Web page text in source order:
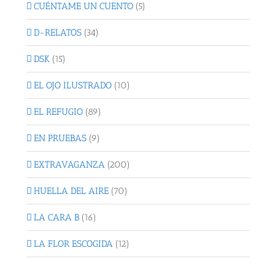
CUÉNTAME UN CUENTO (5)
D-RELATOS (34)
DSK (15)
EL OJO ILUSTRADO (10)
EL REFUGIO (89)
EN PRUEBAS (9)
EXTRAVAGANZA (200)
HUELLA DEL AIRE (70)
LA CARA B (16)
LA FLOR ESCOGIDA (12)